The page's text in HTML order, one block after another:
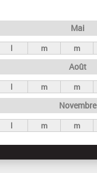
Mai
l m m
Août
l m m
Novembre
l m m